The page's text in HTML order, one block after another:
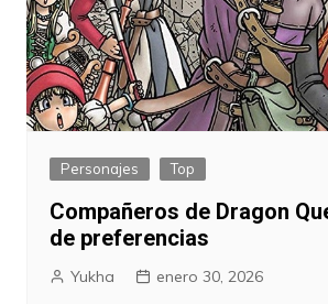
Personajes Top
Compañeros de Dragon
de preferencias
Yukha enero 30, 2026